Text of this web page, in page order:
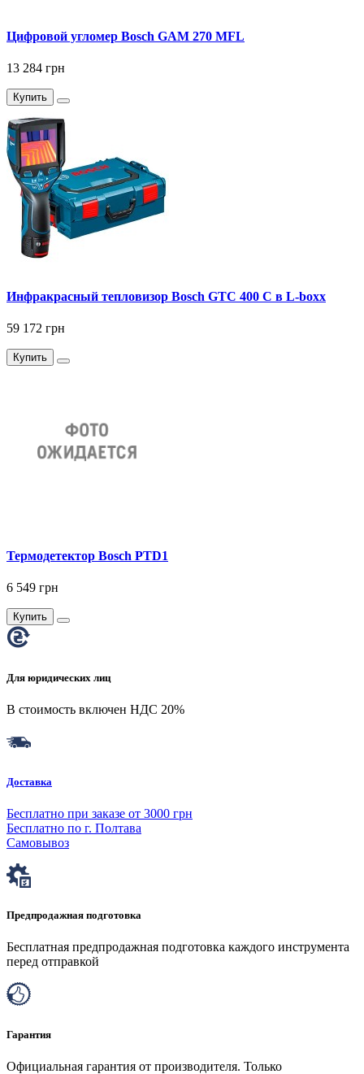
Цифровой угломер Bosch GAM 270 MFL
13 284 грн
Купить
Инфракрасный тепловизор Bosch GTC 400 C в L-boxx
59 172 грн
Купить
Термодетектор Bosch PTD1
6 549 грн
Купить
Для юридических лиц
В стоимость включен НДС 20%
Доставка
Бесплатно при заказе от 3000 грн
Бесплатно по г. Полтава
Самовывоз
Предпродажная подготовка
Бесплатная предпродажная подготовка каждого инструмента
перед отправкой
Гарантия
Официальная гарантия от производителя. Только